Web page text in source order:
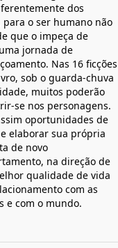
dos
para o ser humano não
que o impeça de
jornada de
Nas 16 ficções
sob o guarda-chuva
muitos poderão
se nos personagens.
oportunidades de
elaborar sua própria
de novo
na direção de
qualidade de vida
com as
e com o mundo.